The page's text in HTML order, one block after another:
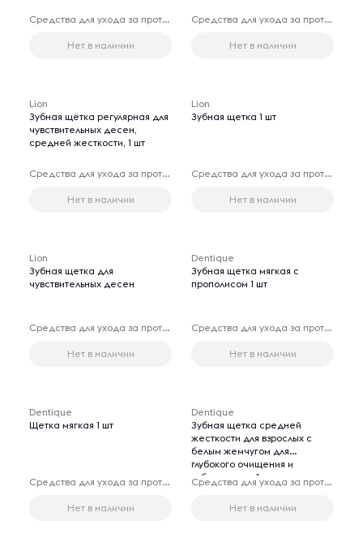
Средства для ухода за протезами
Нет в наличии
Средства для ухода за протезами
Нет в наличии
Lion
Зубная щётка регулярная для
чувствительных десен,
средней жесткости, 1 шт
Средства для ухода за протезами
Нет в наличии
Lion
Зубная щетка 1 шт
Средства для ухода за протезами
Нет в наличии
Lion
Зубная щетка для
чувствительных десен
Средства для ухода за протезами
Нет в наличии
Dentique
Зубная щетка мягкая с
прополисом 1 шт
Средства для ухода за протезами
Нет в наличии
Dentique
Щетка мягкая 1 шт
Средства для ухода за протезами
Нет в наличии
Dentique
Зубная щетка средней
жесткости для взрослых с
белым жемчугом для
глубокого очищения и
отбеливания, 1 шт
Средства для ухода за протезами
Нет в наличии